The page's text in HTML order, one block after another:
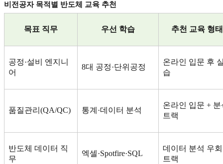
비전공자 목적별 반도체 교육 추천
목표 직무 우선 학습 추천 교육 형태
공정·설비 엔지니
어
8대 공정·단위공정
온라인 입문 후
습
품질관리 (QA/QC) 통계 ·데이터 분석
온라인 입문 + 분
트랙
반도체 데이터 직
무
엑셀·Spotfire·SQL
데이터 분석 우회
트랙